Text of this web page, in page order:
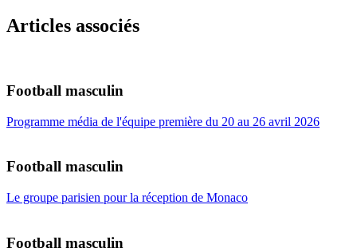
Articles associés
Football masculin
Programme média de l'équipe première du 20 au 26 avril 2026
Football masculin
Le groupe parisien pour la réception de Monaco
Football masculin